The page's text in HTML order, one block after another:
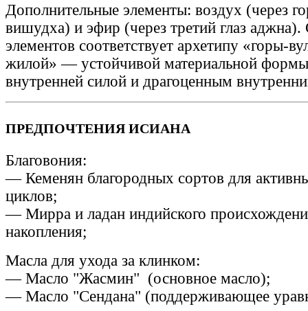
Дополнительные элементы: воздух (через
вишудха) и эфир (через третий глаз аджна).
элементов соответствует архетипу «горы-
жилой» — устойчивой материальной формы
внутренней силой и драгоценным
ПРЕДПОЧТЕНИЯ ИСИАНА
Благовония:
— Кеменян благородных сортов для
циклов;
— Мирра и ладан индийского
накопления;
Масла для ухода за клинком:
— Масло "Жасмин" (основное масло);
— Масло "Сендана" (поддерживающее